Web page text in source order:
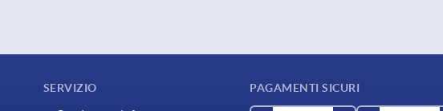
SERVIZIO PAGAMENTI SICURI